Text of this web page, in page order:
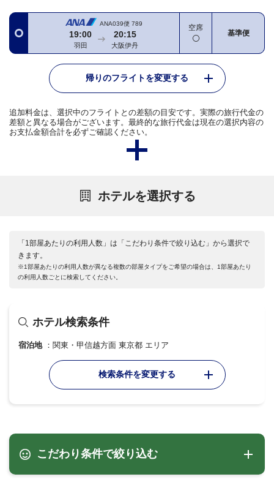
ANA039便 789
19:00
羽田
20:15
大阪伊丹
空席
基準便
帰りのフライトを変更する
追加料金は、選択中のフライトとの差額の目安です。実際の旅行代金の
差額と異なる場合がございます。最終的な旅行代金は現在の選択内容の
お支払金額合計を必ずご確認ください。
ホテルを選択する
「1部屋あたりの利用人数」は「こだわり条件で絞り込む」から選択で
きます。
※1部屋あたりの利用人数が異なる複数の部屋タイプをご希望の場合は、1部屋あたり
の利用人数ごとに検索してください。
ホテル検索条件
宿泊地 関東・甲信越方面 東京都 エリア
検索条件を変更する
こだわり条件で絞り込む